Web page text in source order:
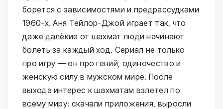
борется с зависимостями и предрассудками
1960-х. Аня Тейлор-Джой играет так, что
даже далёкие от шахмат люди начинают
болеть за каждый ход. Сериал не только
про игру — он про гений, одиночество и
женскую силу в мужском мире. После
выхода интерес к шахматам взлетел по
всему миру: скачали приложения, выросли